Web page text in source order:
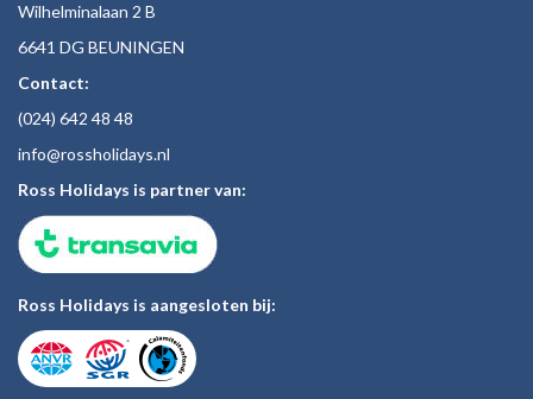
Wilhelminalaan 2 B
6641 DG BEUNINGEN
Contact:
(024) 642 48 48
info@rossholidays.nl
Ross Holidays is partner van:
Ross Holidays is aangesloten bij: